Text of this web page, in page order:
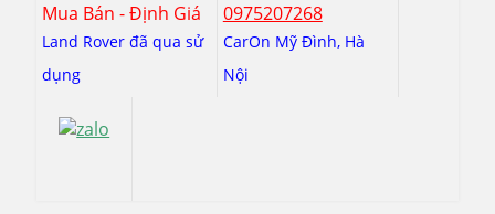
Mua Bán - Định Giá
Land Rover đã qua sử
dụng
0975207268
CarOn Mỹ Đình, Hà
Nội